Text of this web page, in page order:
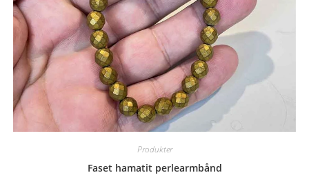
Produkter
Faset hamatit perlearmbånd